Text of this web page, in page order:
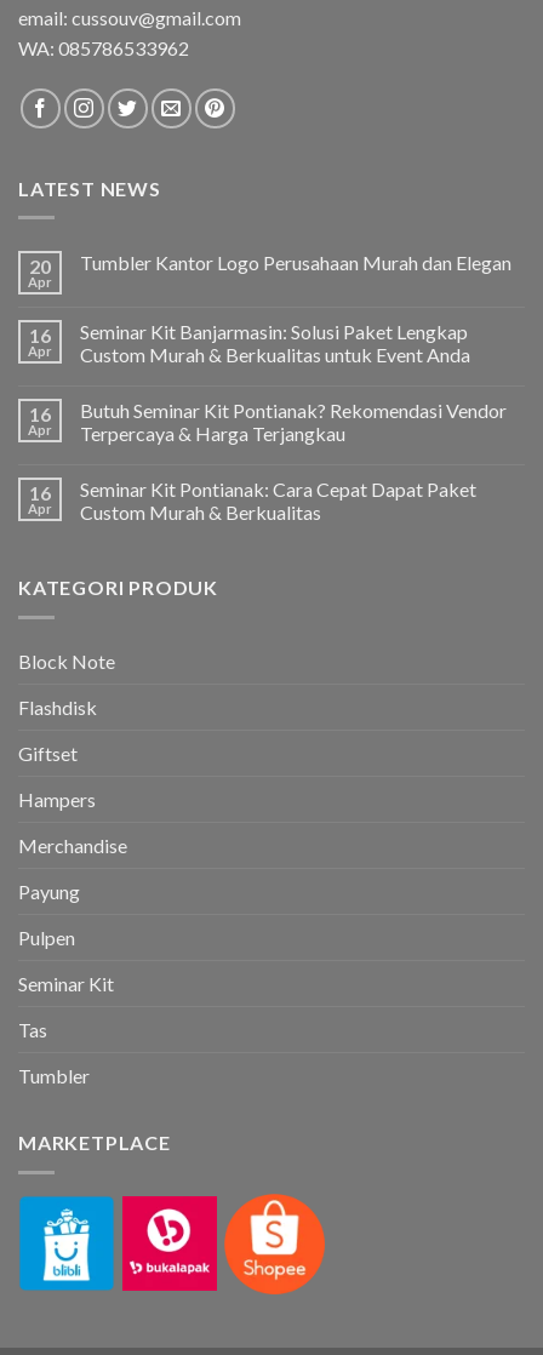
email: cussouv@gmail.com
WA: 085786533962
LATEST NEWS
20
Apr
Tumbler Kantor Logo Perusahaan Murah dan Elegan
16
Apr
Seminar Kit Banjarmasin: Solusi Paket Lengkap
Custom Murah & Berkualitas untuk Event Anda
16
Apr
Butuh Seminar Kit Pontianak? Rekomendasi Vendor
Terpercaya & Harga Terjangkau
16
Apr
Seminar Kit Pontianak: Cara Cepat Dapat Paket
Custom Murah & Berkualitas
KATEGORI PRODUK
Block Note
Flashdisk
Giftset
Hampers
Merchandise
Payung
Pulpen
Seminar Kit
Tas
Tumbler
MARKETPLACE